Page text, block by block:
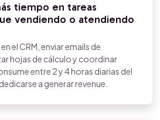
tiempo en tareas
vendiendo o atendiendo
el CRM, enviar emails de
hojas de cálculo y coordinar
entre 2 y 4 horas diarias del
a generar revenue.